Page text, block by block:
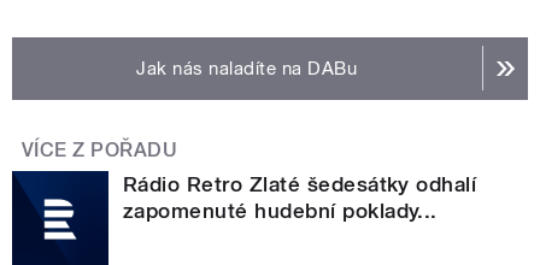
Jak nás naladíte na DABu
VÍCE Z POŘADU
Rádio Retro Zlaté šedesátky odhalí
zapomenuté hudební poklady...